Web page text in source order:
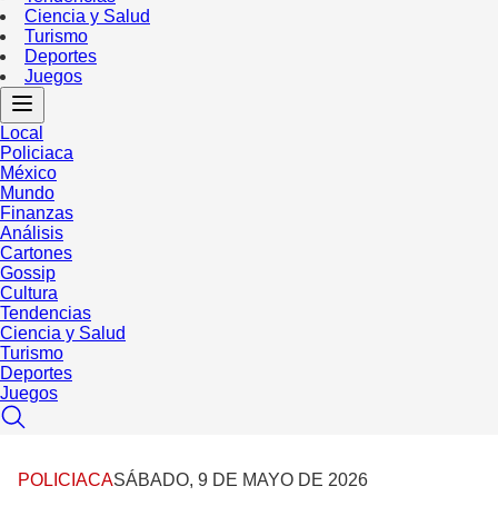
Ciencia y Salud
Turismo
Deportes
Juegos
Local
Policiaca
México
Mundo
Finanzas
Análisis
Cartones
Gossip
Cultura
Tendencias
Ciencia y Salud
Turismo
Deportes
Juegos
POLICIACASÁBADO, 9 DE MAYO DE 2026